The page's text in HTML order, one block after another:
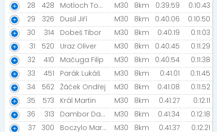
28
428 Motloch Tomáš M30 8km 0:39:59
0:10:43
29
326 Dusil Jiří M30 8km 0:40:06
0:10:50
30
314 Dobeš Tibor M30 8km 0:40:19
0:11:03
31
520 Uraz Oliver M30 8km 0:40:45
0:11:29
32
410 Mačuga Filip M30 8km 0:40:54
0:11:38
33
451 Parák Lukáš M30 8km 0:41:01
0:11:45
34
562 Žáček Ondřej M30 8km 0:41:08
0:11:52
35
573 Král Martin M30 8km 0:41:27
0:12:11
36
313 Dambor Daniel M30 8km 0:41:34
0:12:18
37
300 Boczylo Martin M30 8km 0:41:37
0:12:21